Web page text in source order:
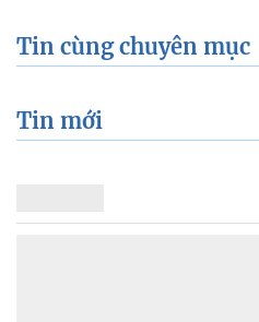
Tin cùng chuyên mục
Tin mới